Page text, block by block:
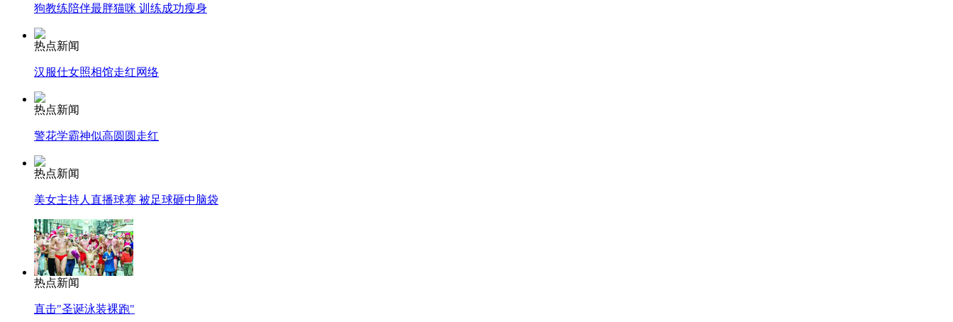
纽约上演“枕头大战”
司机酒驾遇交警 急速倒车逃窜
狗教练陪伴最胖猫咪 训练成功瘦身
热点新闻
汉服仕女照相馆走红网络
热点新闻
警花学霸神似高圆圆走红
热点新闻
美女主持人直播球赛 被足球砸中脑袋
热点新闻
直击"圣诞泳装裸跑"